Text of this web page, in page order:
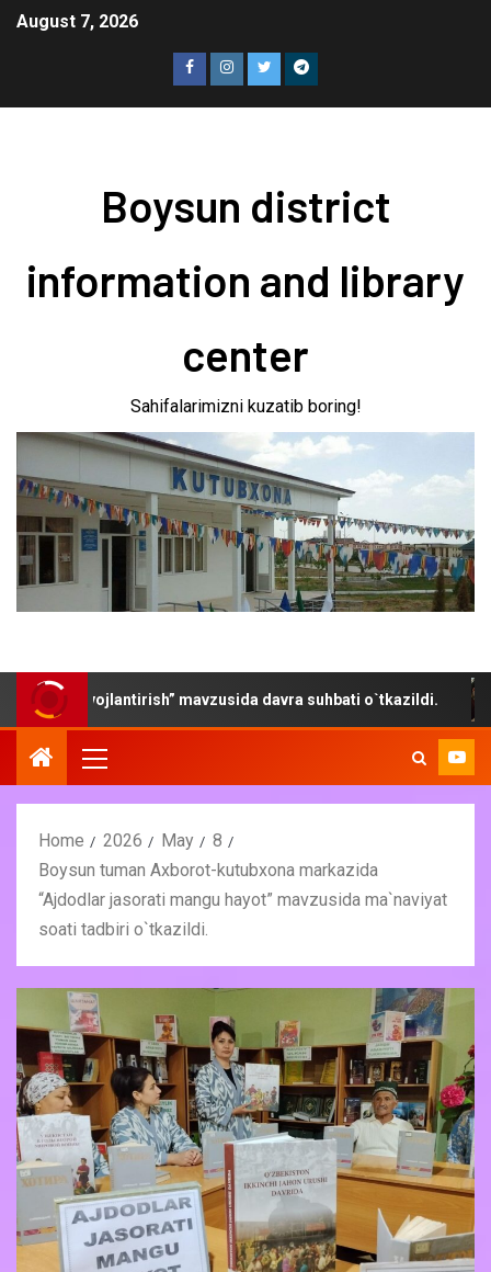
August 7, 2026
Boysun district
information and library
center
Sahifalarimizni kuzatib boring!
mavzusida davra suhbati o`tkazildi.
Home 2026 May
8
Boysun tuman Axborot-kutubxona markazida
“Ajdodlar jasorati mangu hayot” mavzusida ma`naviyat
soati tadbiri o`tkazildi.